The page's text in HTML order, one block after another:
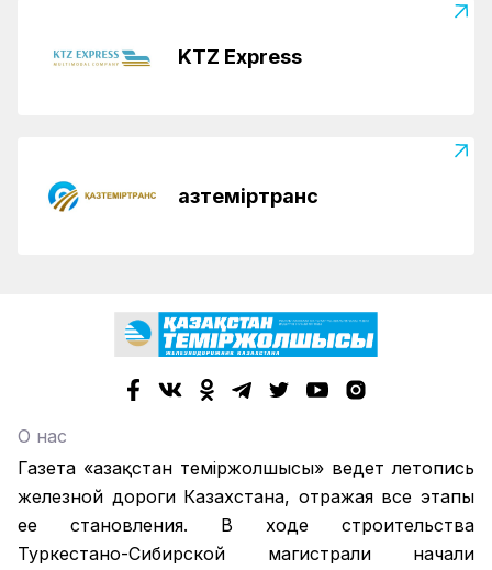
KTZ Express
Қазтеміртранс
О нас
Газета «Қазақстан теміржолшысы» ведет летопись
железной дороги Казахстана, отражая все этапы
ее становления. В ходе строительства
Туркестано-Сибирской магистрали начали